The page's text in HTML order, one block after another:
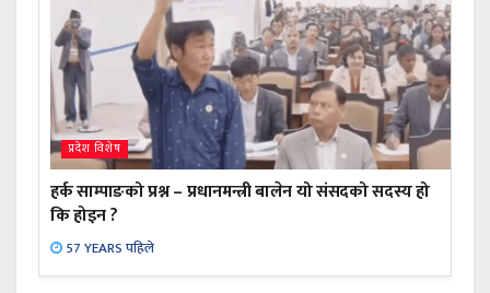
प्रदेश विशेष
हर्क साम्पाङको प्रश्न – प्रधानमन्त्री बालेन यो संसदको सदस्य हो
कि होइन ?
57 YEARS पहिले